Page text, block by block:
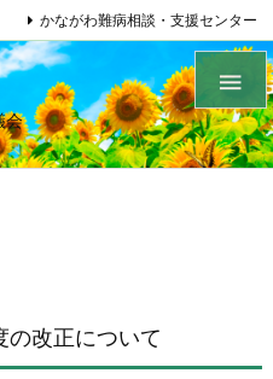
会

かながわ難病相談・支援センター
の改正について